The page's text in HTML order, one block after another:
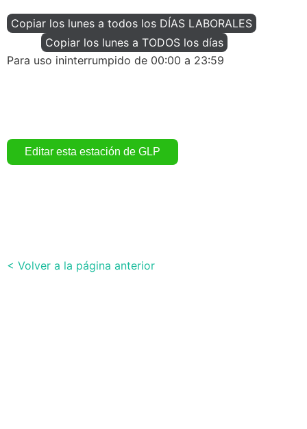
Copiar los lunes a todos los DÍAS LABORALES
Copiar los lunes a TODOS los días
Para uso ininterrumpido de 00:00 a 23:59
< Volver a la página anterior